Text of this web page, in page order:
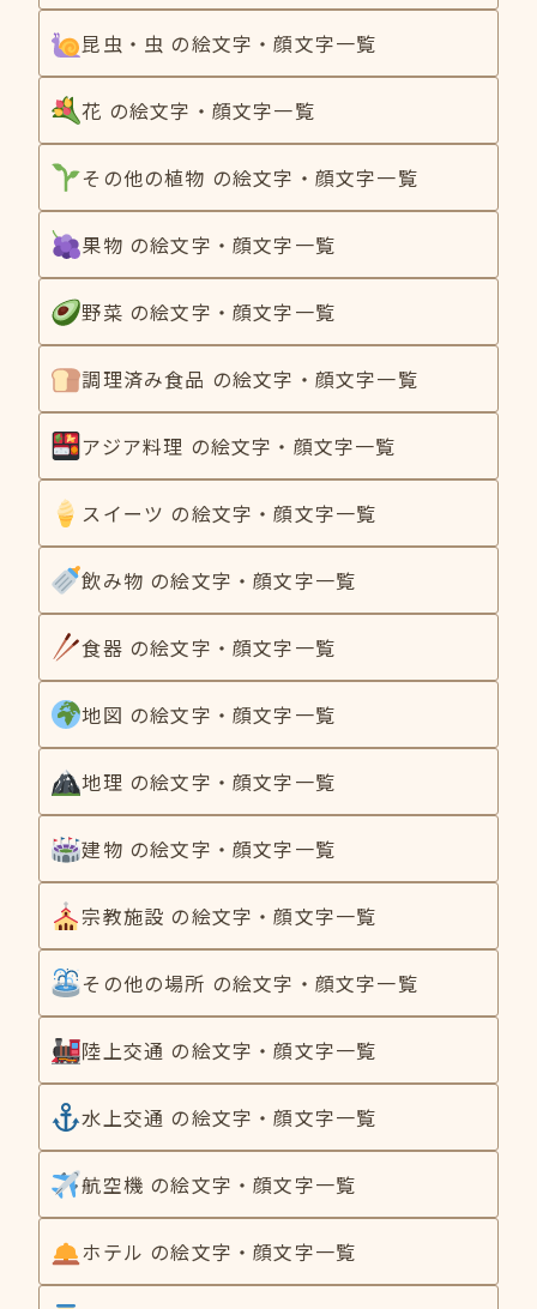
昆虫・虫 の絵文字・顔文字一覧
花 の絵文字・顔文字一覧
その他の植物 の絵文字・顔文字一覧
果物 の絵文字・顔文字一覧
野菜 の絵文字・顔文字一覧
調理済み食品 の絵文字・顔文字一覧
アジア料理 の絵文字・顔文字一覧
スイーツ の絵文字・顔文字一覧
飲み物 の絵文字・顔文字一覧
食器 の絵文字・顔文字一覧
地図 の絵文字・顔文字一覧
地理 の絵文字・顔文字一覧
建物 の絵文字・顔文字一覧
宗教施設 の絵文字・顔文字一覧
その他の場所 の絵文字・顔文字一覧
陸上交通 の絵文字・顔文字一覧
水上交通 の絵文字・顔文字一覧
航空機 の絵文字・顔文字一覧
ホテル の絵文字・顔文字一覧